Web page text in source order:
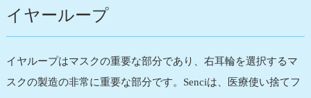
イヤーループ
イヤループはマスクの重要な部分であり、右耳輪を選択するマ
スクの製造の非常に重要な部分です。Senciは、医療使い捨てフ